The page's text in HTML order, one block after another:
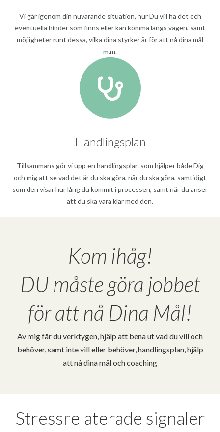
Vi går igenom din nuvarande situation, hur Du vill ha det och
eventuella hinder som finns eller kan komma längs vägen, samt
möjligheter runt dessa, vilka dina styrker är för att nå dina mål
m.m.
Handlingsplan
Tillsammans gör vi upp en handlingsplan som hjälper både Dig
och mig att se vad det är du ska göra, när du ska göra, samtidigt
som den visar hur lång du kommit i processen, samt när du anser
att du ska vara klar med den.
Kom ihåg!
DU måste göra jobbet
för att nå Dina Mål!
Av mig får du verktygen, hjälp att bena ut vad du vill och
behöver, samt inte vill eller behöver, handlingsplan, hjälp
att nå dina mål och coaching
Stressrelaterade signaler